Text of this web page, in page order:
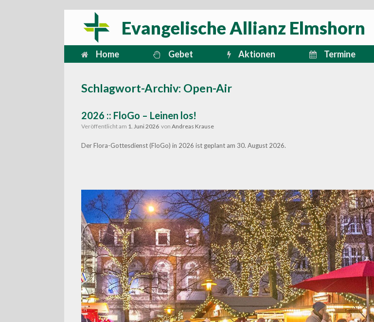
springen
Evangelische Allianz Elmshorn
Home Gebet Aktionen Termine
Schlagwort-Archiv: Open-Air
2026 :: FloGo – Leinen los!
Veröffentlicht am 1. Juni 2026 von Andreas Krause
Der Flora-Gottesdienst (FloGo) in 2026 ist geplant am 30. August 2026.